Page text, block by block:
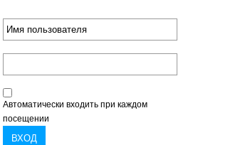
Автоматически входить при каждом
посещении